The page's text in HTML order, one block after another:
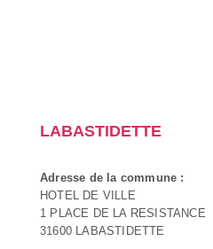
LABASTIDETTE
Adresse de la commune :
HOTEL DE VILLE
1 PLACE DE LA RESISTANCE
31600 LABASTIDETTE